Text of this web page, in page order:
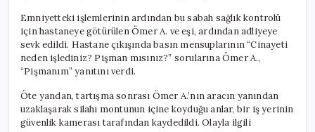
Emniyetteki işlemlerinin ardından bu sabah sağlık kontrolü
için hastaneye götürülen Ömer A. ve eşi, ardından adliyeye
sevk edildi. Hastane çıkışında basın mensuplarının “Cinayeti
neden işlediniz? Pişman mısınız?” sorularına Ömer A.,
“Pişmanım” yanıtını verdi.
Öte yandan, tartışma sonrası Ömer A.’nın aracın yanından
uzaklaşarak silahı montunun içine koyduğu anlar, bir iş yerinin
güvenlik kamerası tarafından kaydedildi. Olayla ilgili